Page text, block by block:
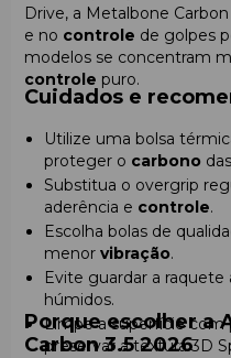
Drive, a Metalbone
e no controle de golpes
modelos se concentram
controle puro.
Cuidados e
Utilize uma bolsa
proteger o carbono
Substitua o overgrip
aderência e controle.
Escolha bolas de
menor vibração.
Evite guardar a
húmidos.
Limpe a superfície com
preservar a textura 3D
Porque escolher a
Carbon 3.5 2026